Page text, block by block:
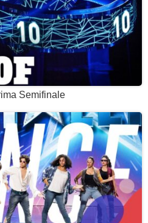
Semifinale